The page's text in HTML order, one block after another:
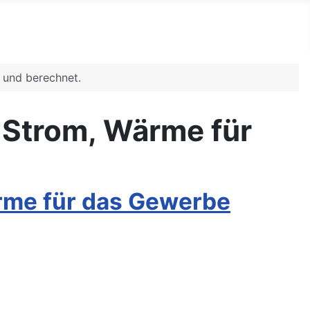
berechnet.
Wärme für
für das Gewerbe